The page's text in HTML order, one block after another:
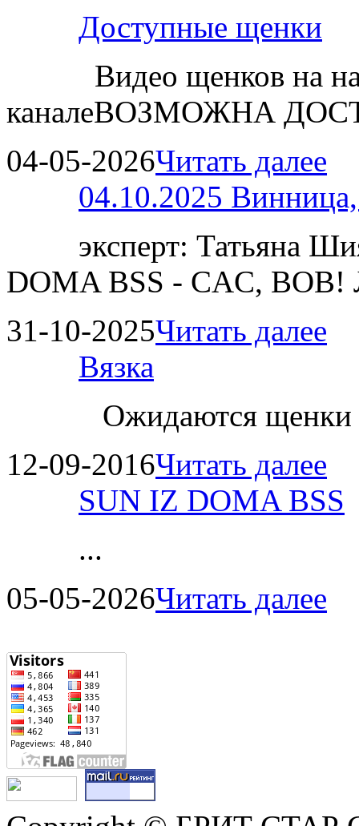
Доступные щенки
Видео щенков на
каналеВОЗМОЖНА
04-05-2026Читать далее
04.10.2025
эксперт: Татьяна
DOMA BSS - CAC,
31-10-2025Читать далее
Вязка
Ожидаются
12-09-2016Читать далее
SUN IZ DOMA BSS
...
05-05-2026Читать далее